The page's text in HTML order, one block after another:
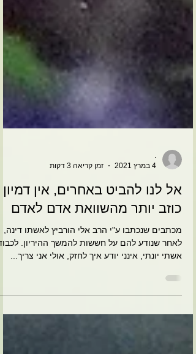
4 במרץ 2021
זמן קריאה 3 דקות
אל לנו להביט באחרים, אין דמיון
כוזב יותר מהשוואת אדם לאדם
לאחר שנודע להם על חששות להמשך ההיריון.
אשתי יונתי, אינני יודע איך לחזק, אולי אני צריך...